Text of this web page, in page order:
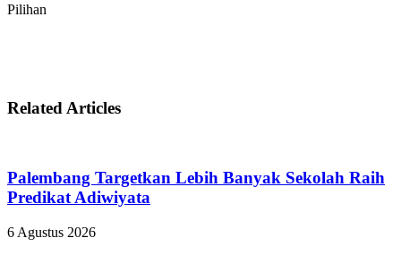
Pilihan
Related Articles
Palembang Targetkan Lebih Banyak Sekolah Raih
Predikat Adiwiyata
6 Agustus 2026